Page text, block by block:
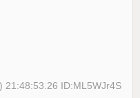
21:48:53.26 ID:ML5WJr4S